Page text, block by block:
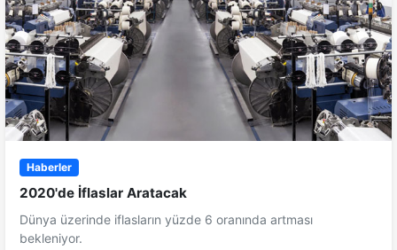
Haberler
2020'de İflaslar Aratacak
Dünya üzerinde iflasların yüzde 6 oranında artması
bekleniyor.